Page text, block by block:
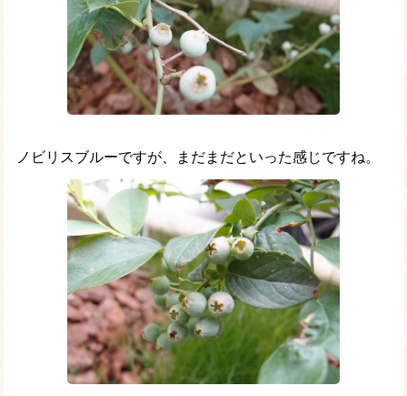
ノビリスブルーですが、まだまだといった感じですね。